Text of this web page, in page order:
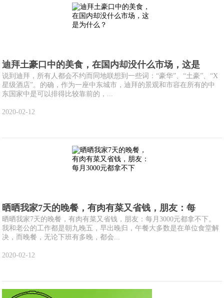
迪拜土豪口中的美食，在国内却没什么市场，这是
说到迪拜，所有人都会不约而同地联想到一些词：“豪华”、“土豪”、“X
星级酒店”。的确，作为一座中东城市，迪拜的景观和市容在所有的中
东国家中是可以排得比较靠前的，...
2020-02-12
晒晒我家7天的晚餐，有肉有菜又省钱，朋友：每
晒晒我家7天的晚餐，有肉有菜又省钱，朋友：每月3000元都拿不下。
我和老公的工作都是朝九晚五，早出晚归，午餐大多数是在单位食堂解
决，而晚餐，无论下班有多晚，都会...
2020-02-12